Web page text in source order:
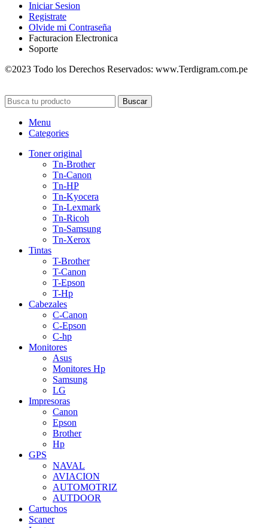
Iniciar Sesion
Registrate
Olvide mi Contraseña
Facturacion Electronica
Soporte
©2023 Todo los Derechos Reservados: www.Terdigram.com.pe
Buscar
Menu
Categories
Toner original
Tn-Brother
Tn-Canon
Tn-HP
Tn-Kyocera
Tn-Lexmark
Tn-Ricoh
Tn-Samsung
Tn-Xerox
Tintas
T-Brother
T-Canon
T-Epson
T-Hp
Cabezales
C-Canon
C-Epson
C-hp
Monitores
Asus
Monitores Hp
Samsung
LG
Impresoras
Canon
Epson
Brother
Hp
GPS
NAVAL
AVIACION
AUTOMOTRIZ
AUTDOOR
Cartuchos
Scaner